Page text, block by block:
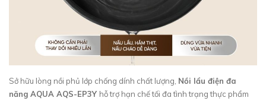
Sở hữu lòng nồi phủ lớp chống dính chất lượng, Nồi lẩu điện đa
năng AQUA AQS-EP3Y hỗ trợ hạn chế tối đa tình trạng thực phẩm